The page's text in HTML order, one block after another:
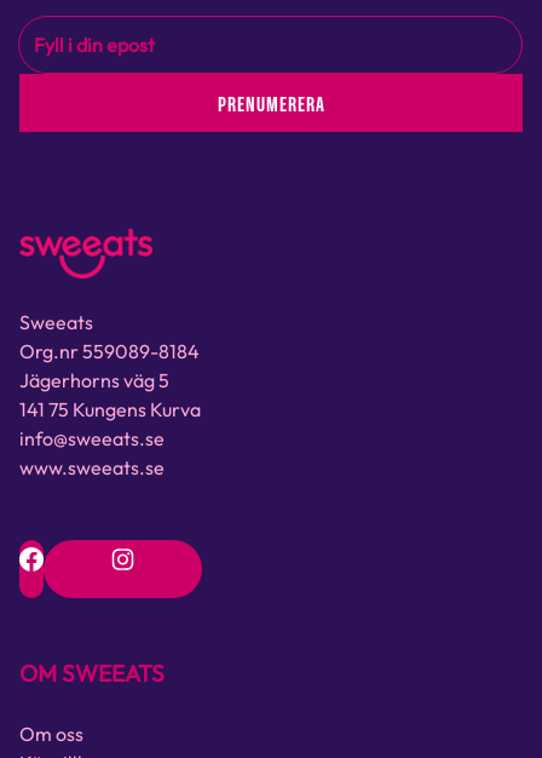
PRENUMERERA
Sweeats
Org.nr 559089-8184
Jägerhorns väg 5
141 75 Kungens Kurva
info@sweeats.se
www.sweeats.se
OM SWEEATS
Om oss